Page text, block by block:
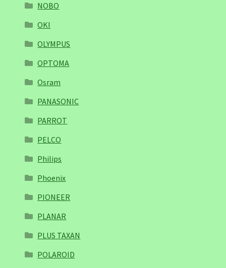
NOBO
OKI
OLYMPUS
OPTOMA
Osram
PANASONIC
PARROT
PELCO
Philips
Phoenix
PIONEER
PLANAR
PLUS TAXAN
POLAROID